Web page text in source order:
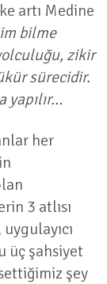
artı Medine
bilme
zikir
sürecidir.
yapılır…
her
3 atlısı
üç şahsiyet
şey